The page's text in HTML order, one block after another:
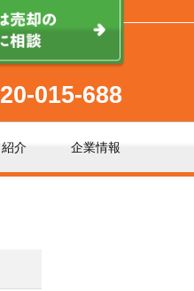
015-688
介 企業情報